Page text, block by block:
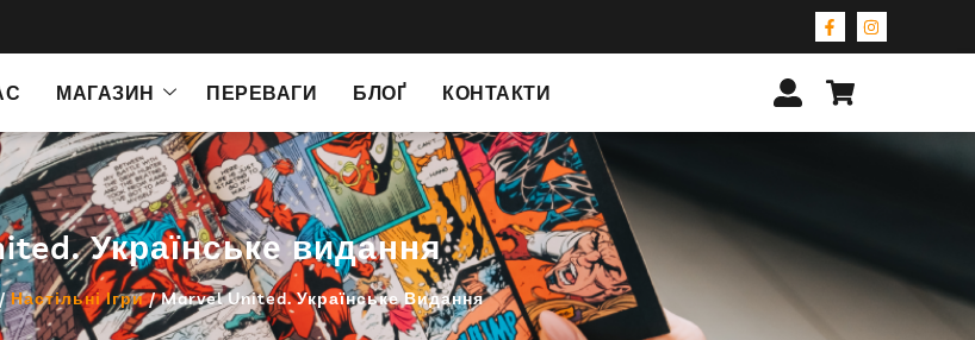
МАГАЗИН ПЕРЕВАГИ БЛОҐ КОНТАКТИ
Українське видання
Настільні Ігри/ Marvel United. Українське Видання